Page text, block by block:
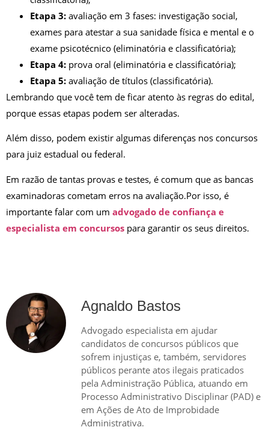
Etapa 3: avaliação em 3 fases: investigação social,
exames para atestar a sua sanidade física e mental e o
exame psicotécnico (eliminatória e classificatória);
Etapa 4: prova oral (eliminatória e classificatória);
Etapa 5: avaliação de títulos (classificatória).
Lembrando que você tem de ficar atento às regras do edital,
porque essas etapas podem ser alteradas.
Além disso, podem existir algumas diferenças nos concursos
para juiz estadual ou federal.
Em razão de tantas provas e testes, é comum que as bancas
examinadoras cometam erros na avaliação.Por isso, é
importante falar com um advogado de confiança e
especialista em concursos para garantir os seus direitos.
Agnaldo Bastos
Advogado especialista em ajudar
candidatos de concursos públicos que
sofrem injustiças e, também, servidores
públicos perante atos ilegais praticados
pela Administração Pública, atuando em
Processo Administrativo Disciplinar (PAD) e
em Ações de Ato de Improbidade
Administrativa.